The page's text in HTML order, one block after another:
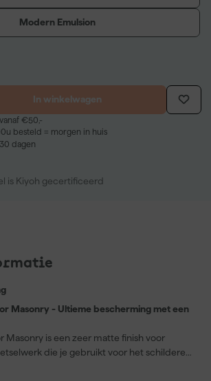
Modern Emulsion
In winkelwagen
€50,-
besteld = morgen in huis
dagen
is Kiyoh gecertificeerd
Masonry - Ultieme bescherming met een
Masonry is een zeer matte finish voor
die je gebruikt voor het schilderen